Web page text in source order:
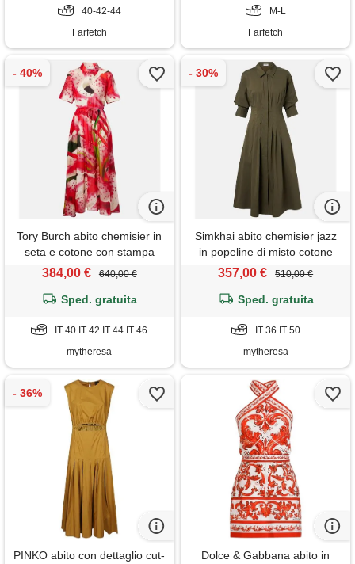
40-42-44
Farfetch
M-L
Farfetch
Tory Burch abito chemisier in
seta e cotone con stampa
384,00 € 640,00 €
Sped. gratuita
IT 40 IT 42 IT 44 IT 46
mytheresa
Simkhai abito chemisier jazz
in popeline di misto cotone
357,00 € 510,00 €
Sped. gratuita
IT 36 IT 50
mytheresa
PINKO abito con dettaglio cut-
Dolce & Gabbana abito in